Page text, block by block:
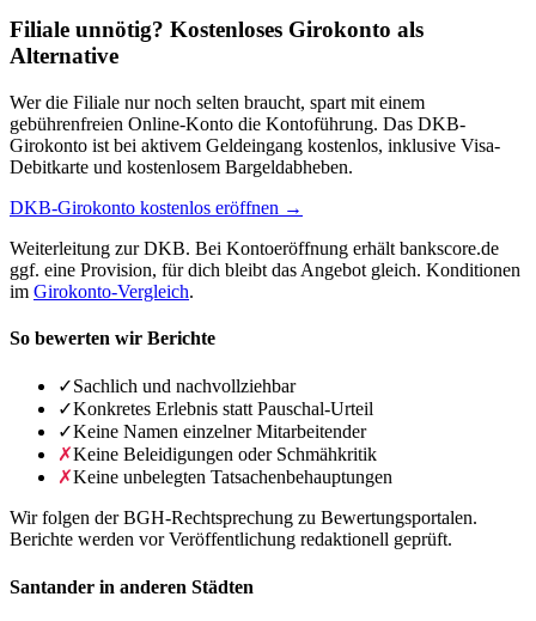
Filiale unnötig? Kostenloses Girokonto als
Alternative
Wer die Filiale nur noch selten braucht, spart mit einem
gebührenfreien Online-Konto die Kontoführung. Das DKB-
Girokonto ist bei aktivem Geldeingang kostenlos, inklusive Visa-
Debitkarte und kostenlosem Bargeldabheben.
DKB-Girokonto kostenlos eröffnen →
Weiterleitung zur DKB. Bei Kontoeröffnung erhält bankscore.de
ggf. eine Provision, für dich bleibt das Angebot gleich. Konditionen
im Girokonto-Vergleich.
So bewerten wir Berichte
✓Sachlich und nachvollziehbar
✓Konkretes Erlebnis statt Pauschal-Urteil
✓Keine Namen einzelner Mitarbeitender
✗Keine Beleidigungen oder Schmähkritik
✗Keine unbelegten Tatsachenbehauptungen
Wir folgen der BGH-Rechtsprechung zu Bewertungsportalen.
Berichte werden vor Veröffentlichung redaktionell geprüft.
Santander in anderen Städten